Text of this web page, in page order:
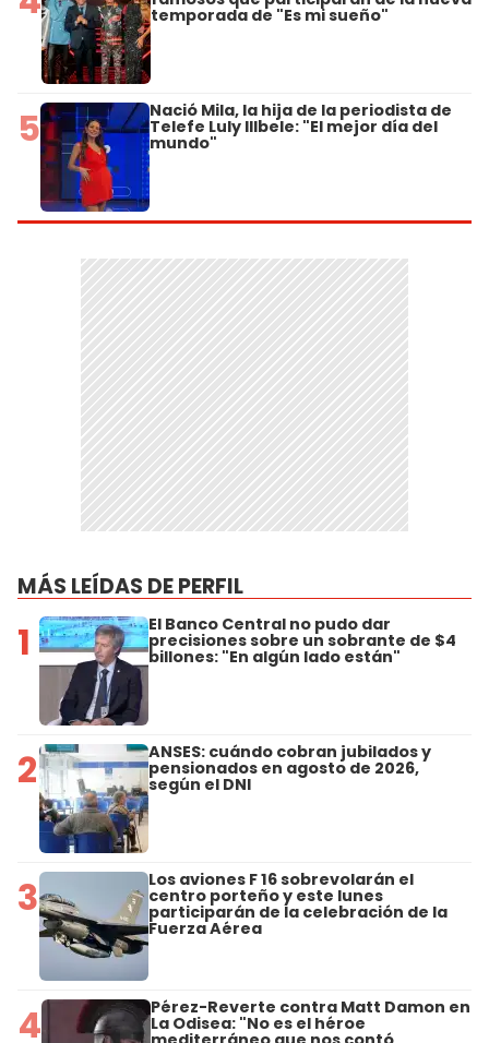
temporada de "Es mi sueño"
5 Nació Mila, la hija de la periodista de
Telefe Luly Illbele: "El mejor día del
mundo"
MÁS LEÍDAS DE PERFIL
1 El Banco Central no pudo dar
precisiones sobre un sobrante de $4
billones: "En algún lado están"
2 ANSES: cuándo cobran jubilados y
pensionados en agosto de 2026,
según el DNI
3 Los aviones F 16 sobrevolarán el
centro porteño y este lunes
participarán de la celebración de la
Fuerza Aérea
4 Pérez-Reverte contra Matt Damon en
La Odisea: "No es el héroe